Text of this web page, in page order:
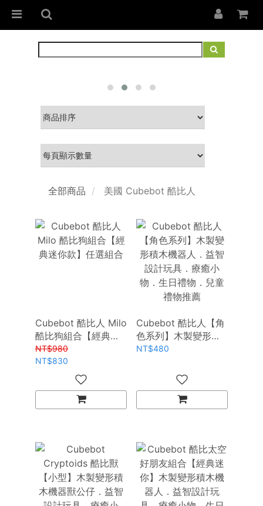
全部商品 美國 Cubebot 酷比人
Cubebot 酷比人 Milo
酷比狗組合【經典迷
你款】任選組合
NT$980
NT$830
Cubebot 酷比人【角
色系列】木製變形積
木機器人．益智設計
日禮物．兒童禮物推
薦
NT$480